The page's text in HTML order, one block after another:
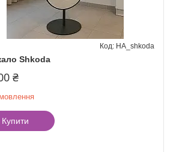
Shkoda
HA_shkoda
₴
Купити